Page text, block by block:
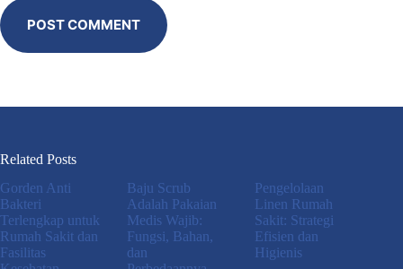
POST COMMENT
Related Posts
Gorden Anti
Bakteri
Terlengkap untuk
Rumah Sakit dan
Fasilitas
Baju Scrub
Adalah Pakaian
Medis Wajib:
Fungsi, Bahan,
dan
Pengelolaan
Linen Rumah
Sakit: Strategi
Efisien dan
Higienis